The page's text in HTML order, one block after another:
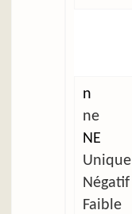
n
ne
NE
Unique
Négatif
Faible